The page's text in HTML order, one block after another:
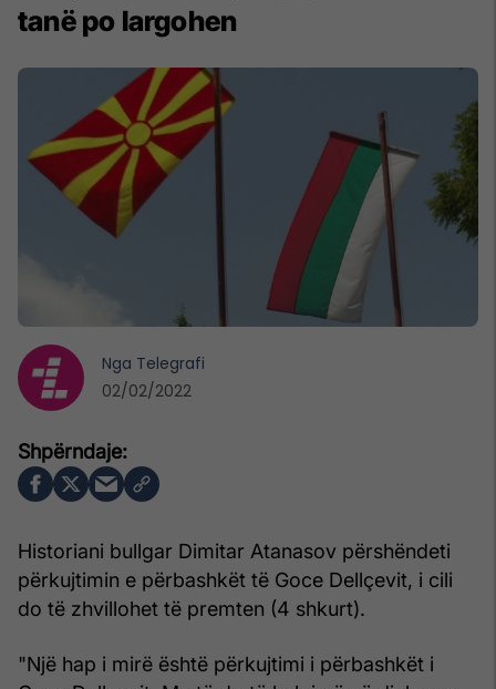
tanë po largohen
Historiani bullgar Dimitar Atanasov përshëndeti
përkujtimin e përbashkët të Goce Dellçevit, i cili
do të zhvillohet të premten (4 shkurt).
"Një hap i mirë është përkujtimi i përbashkët i
Nga Telegrafi
02/02/2022